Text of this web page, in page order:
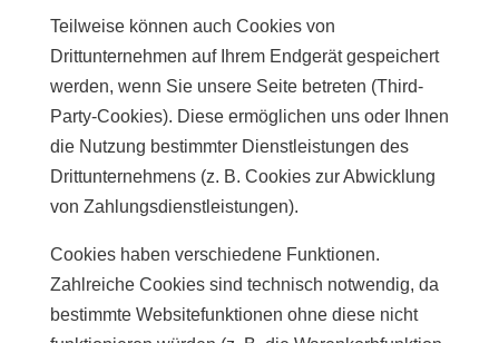
Teilweise können auch Cookies von
Drittunternehmen auf Ihrem Endgerät gespeichert
werden, wenn Sie unsere Seite betreten (Third-
Party-Cookies). Diese ermöglichen uns oder Ihnen
die Nutzung bestimmter Dienstleistungen des
Drittunternehmens (z. B. Cookies zur Abwicklung
von Zahlungsdienstleistungen).
Cookies haben verschiedene Funktionen.
Zahlreiche Cookies sind technisch notwendig, da
bestimmte Websitefunktionen ohne diese nicht